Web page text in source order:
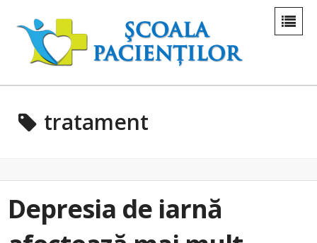
tratament
Depresia de iarnă